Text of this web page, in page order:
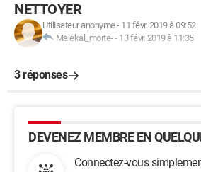
NETTOYER
Utilisateur anonyme- 11 févr. 2019 à 09:52
Malekal_morte-- 13 févr. 2019 à 11:35
3 réponses
DEVENEZ MEMBRE EN
Connectez-vous